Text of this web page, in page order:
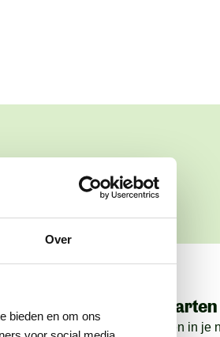
Over
bieden en om ons
Stap 4: starten
Jij gaat starten in je